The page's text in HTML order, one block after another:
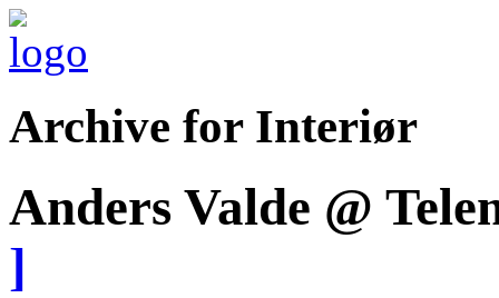
Archive for Interiør
Anders Valde @
]